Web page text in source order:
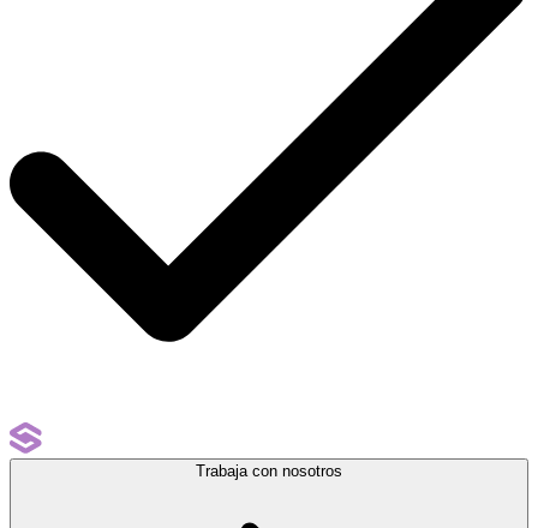
Trabaja con nosotros